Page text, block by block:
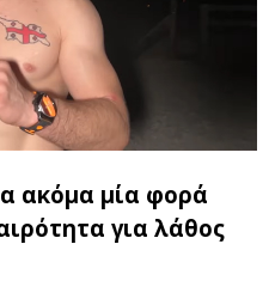
ακόμα μία φορά
για λάθος